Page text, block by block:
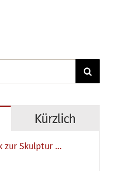
Kürzlich
zur Skulptur …